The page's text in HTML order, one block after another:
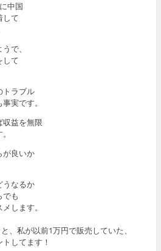
中国
して
で、
して
トラブル
実です。
収益を無限
が良いか
うなるか
でも
します。
、私が以前1万円で販売していた、
してます！